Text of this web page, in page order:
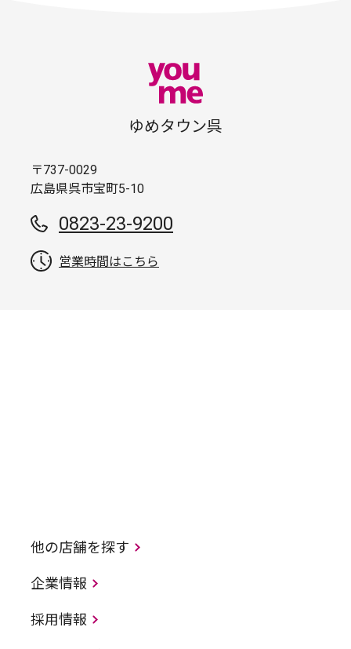
ゆめタウン呉
〒737-0029
広島県呉市宝町5-10
0823-23-9200
営業時間はこちら
他の店舗を探す
企業情報
採用情報